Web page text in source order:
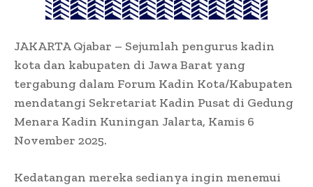
JAKARTA Qjabar – Sejumlah pengurus kadin
kota dan kabupaten di Jawa Barat yang
tergabung dalam Forum Kadin Kota/Kabupaten
mendatangi Sekretariat Kadin Pusat di Gedung
Menara Kadin Kuningan Jalarta, Kamis 6
November 2025.
Kedatangan mereka sedianya ingin menemui